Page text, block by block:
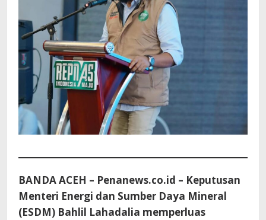
BANDA ACEH – Penanews.co.id – Keputusan
Menteri Energi dan Sumber Daya Mineral
(ESDM) Bahlil Lahadalia memperluas